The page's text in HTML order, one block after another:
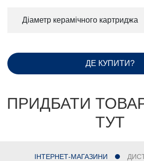
Діаметр керамічного картриджа
ДЕ КУПИТИ?
ПРИДБАТИ
ТУТ
ІНТЕРНЕТ-МАГАЗИНИ